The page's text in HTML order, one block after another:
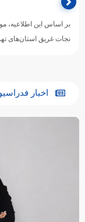
بر اساس این اطلاعیه،
نجات غریق استان‌های
اخبار